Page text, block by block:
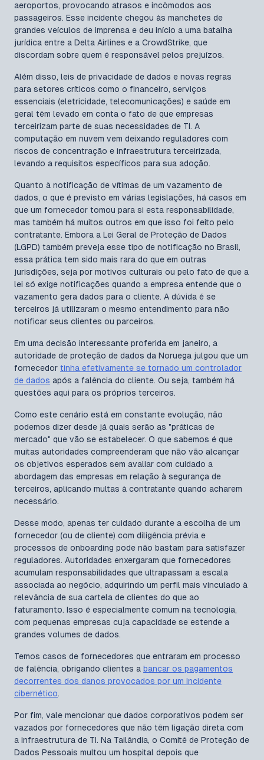
aeroportos, provocando atrasos e incômodos aos
passageiros. Esse incidente chegou às manchetes de
grandes veículos de imprensa e deu início a uma batalha
jurídica entre a Delta Airlines e a CrowdStrike, que
discordam sobre quem é responsável pelos prejuízos.
Além disso, leis de privacidade de dados e novas regras
para setores críticos como o financeiro, serviços
essenciais (eletricidade, telecomunicações) e saúde em
geral têm levado em conta o fato de que empresas
terceirizam parte de suas necessidades de TI. A
computação em nuvem vem deixando reguladores com
riscos de concentração e infraestrutura terceirizada,
levando a requisitos específicos para sua adoção.
Quanto à notificação de vítimas de um vazamento de
dados, o que é previsto em várias legislações, há casos em
que um fornecedor tomou para si esta responsabilidade,
mas também há muitos outros em que isso foi feito pelo
contratante. Embora a Lei Geral de Proteção de Dados
(LGPD) também preveja esse tipo de notificação no Brasil,
essa prática tem sido mais rara do que em outras
jurisdições, seja por motivos culturais ou pelo fato de que a
lei só exige notificações quando a empresa entende que o
vazamento gera dados para o cliente. A dúvida é se
terceiros já utilizaram o mesmo entendimento para não
notificar seus clientes ou parceiros.
Em uma decisão interessante proferida em janeiro, a
autoridade de proteção de dados da Noruega julgou que um
fornecedortinha efetivamente se tornado um controlador
de dados após a falência do cliente. Ou seja, também há
questões aqui para os próprios terceiros.
Como este cenário está em constante evolução, não
podemos dizer desde já quais serão as "práticas de
mercado" que vão se estabelecer. O que sabemos é que
muitas autoridades compreenderam que não vão alcançar
os objetivos esperados sem avaliar com cuidado a
abordagem das empresas em relação à segurança de
terceiros, aplicando multas à contratante quando acharem
necessário.
Desse modo, apenas ter cuidado durante a escolha de um
fornecedor (ou de cliente) com diligência prévia e
processos de onboarding pode não bastam para satisfazer
reguladores. Autoridades enxergaram que fornecedores
acumulam responsabilidades que ultrapassam a escala
associada ao negócio, adquirindo um perfil mais vinculado à
relevância de sua cartela de clientes do que ao
faturamento. Isso é especialmente comum na tecnologia,
com pequenas empresas cuja capacidade se estende a
grandes volumes de dados.
Temos casos de fornecedores que entraram em processo
de falência, obrigando clientes abancar os pagamentos
decorrentes dos danos provocados por um incidente
cibernético.
Por fim, vale mencionar que dados corporativos podem ser
vazados por fornecedores que não têm ligação direta com
a infraestrutura de TI. Na Tailândia, o Comitê de Proteção de
Dados Pessoais multou um hospital depois que